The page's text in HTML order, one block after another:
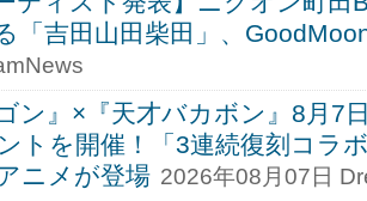
「吉田山田柴田」、
ン』×『天才バカボン』8月7
トを開催！「3連続復刻コラ
ニメが登場 2026年08月07日